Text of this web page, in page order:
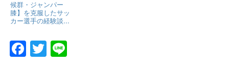
候群・ジャンパー
膝】を克服したサッ
カー選手の経験談...
F
T